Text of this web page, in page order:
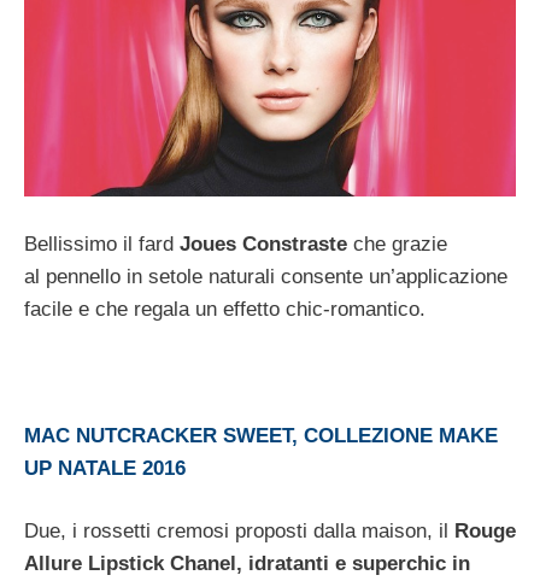
Bellissimo il fard Joues Constraste che grazie
al pennello in setole naturali consente un’applicazione
facile e che regala un effetto chic-romantico.
MAC NUTCRACKER SWEET, COLLEZIONE MAKE
UP NATALE 2016
Due, i rossetti cremosi proposti dalla maison, il
Rouge
Allure Lipstick Chanel, idratanti e superchic in